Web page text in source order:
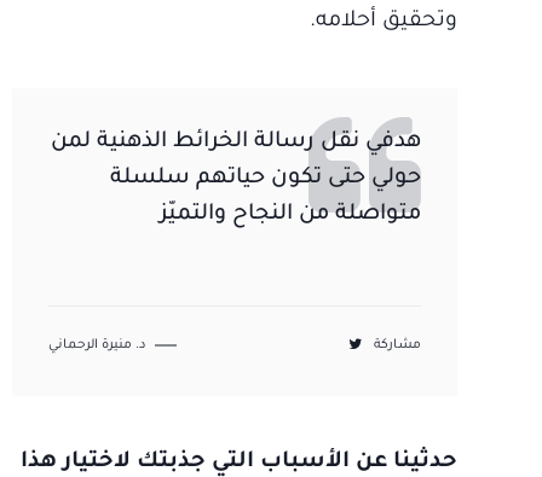
وتحقيق أحلامه.
هدفي نقل رسالة الخرائط الذهنية لمن
حولي حتى تكون حياتهم سلسلة
متواصلة من النجاح والتميّز
مشاركة د. منيرة الرحماني
حدثينا عن الأسباب التي جذبتك لاختيار هذا